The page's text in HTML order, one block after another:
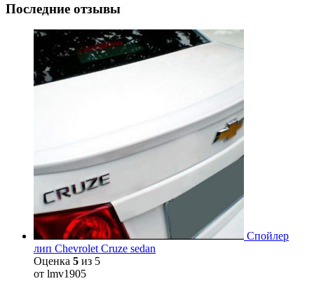
Последние отзывы
Спойлер
лип Chevrolet Cruze sedan
Оценка 5 из 5
от lmv1905